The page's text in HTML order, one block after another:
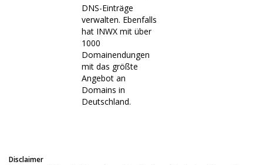
DNS-Einträge
verwalten. Ebenfalls
hat INWX mit über
1000
Domainendungen
mit das größte
Angebot an
Domains in
Deutschland.
Disclaimer